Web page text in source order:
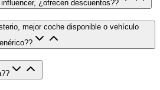
¿ofrecen descuentos??
mejor coche disponible o vehículo
?
?